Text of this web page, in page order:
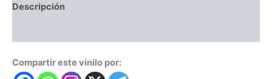
Descripción
Compartir este vinilo por: